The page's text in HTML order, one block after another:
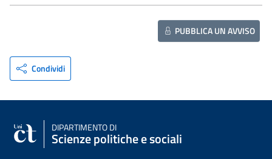
PUBBLICA UN AVVISO
Condividi
DIPARTIMENTO DI
Scienze politiche e sociali